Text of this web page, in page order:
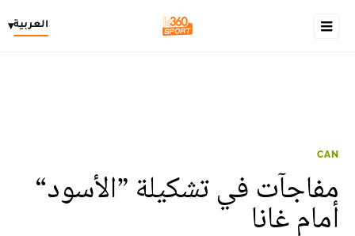
العربية▾
CAN
مفاجآت في تشكيلة ”الأسود“
أمام غانا